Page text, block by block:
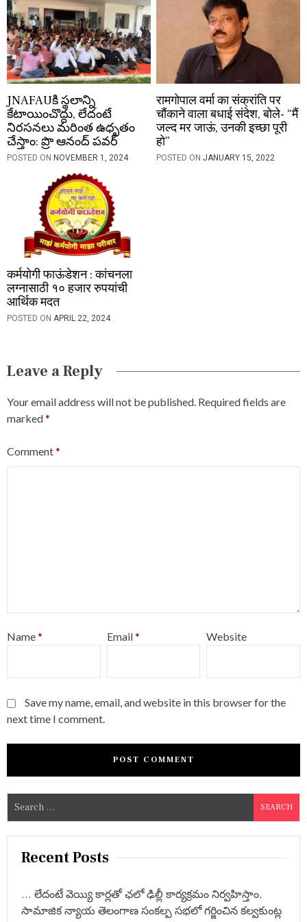
n
JNAFAUకి స్థలాన్ని
కేటాయించొద్దు, లేదంటే
నిరసనలు మరింత ఉధృతం
చేస్తాం: ప్రొ ఆనంద్ పవర్
POSTED ON NOVEMBER 1, 2024
रामगोपाल वर्मा का संक्रांति पर
चौंकाने वाला बधाई संदेश, बोले- “मैं
जल्द मर जाऊं, उनकी इच्छा पूरी
हो”
POSTED ONJANUARY 15, 2022
कर्मयोगी फाऊंडेशन : कांचनला
लग्नासाठी १० हजार रुपयांची
आर्थिक मदत
POSTED ON APRIL 22, 2024
Leave a Reply
Your email address will not be published. Required fields are
marked*
Comment*
Name* Email* Website
Save my name, email, and website in this browser for the
next time I comment.
a
Recent Posts
… లేదంటే వెయ్యి కార్లతో ఛలో ఢిల్లీ కార్యక్రమం నిర్వహిస్తాం,
సామాజిక న్యాయ తెలంగాణ సంకల్ప సభలో గర్జించిన కల్వకుంట్ల